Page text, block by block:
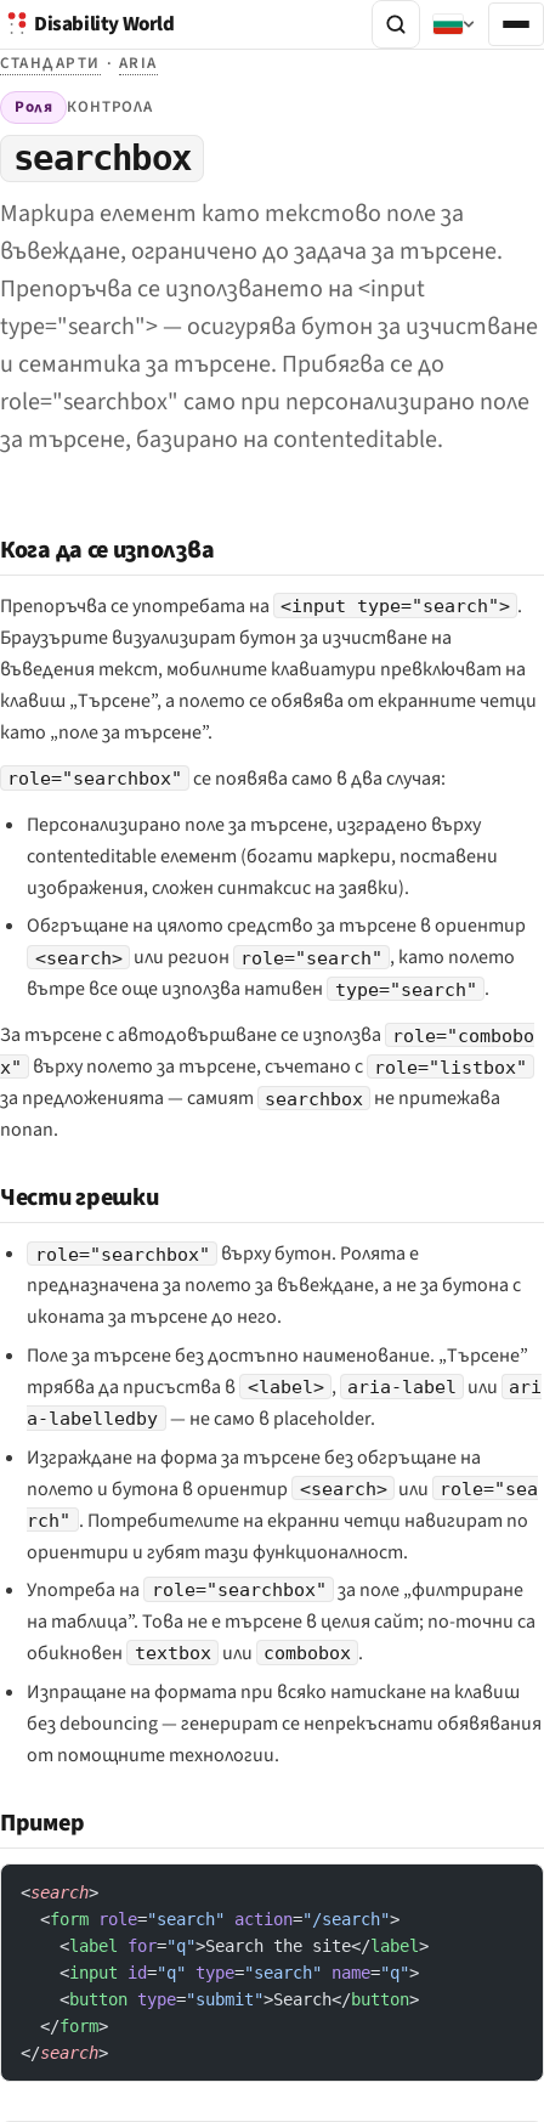
Disability World
СТАНДАРТИ · ARIA
Роля КОНТРОЛА
searchbox
Маркира елемент като текстово поле за
въвеждане, ограничено до задача за търсене.
Препоръчва се използването на <input
type="search"> — осигурява бутон за изчистване
и семантика за търсене. Прибягва се до
role="searchbox" само при персонализирано поле
за търсене, базирано на contenteditable.
Кога да се използва
Препоръчва се употребата на <input type="search"> .
Браузърите визуализират бутон за изчистване на
въведения текст, мобилните клавиатури превключват на
клавиш „Търсене”, а полето се обявява от екранните четци
като „поле за търсене”.
role="searchbox"
се появява само в два случая:
Персонализирано поле за търсене, изградено върху
contenteditable елемент (богати маркери, поставени
изображения, сложен синтаксис на заявки).
Обгръщане на цялото средство за търсене в ориентир
<search> или регион role="search" , като полето
вътре все още използва нативен
type="search" .
За търсене с автодовършване се използва
role="combobo
x"
върху полето за търсене, съчетано с role="listbox"
за предложенията — самият searchbox
не притежава
попап.
Чести грешки
role="searchbox"
върху бутон. Ролята е
предназначена за полето за въвеждане, а не за бутона с
иконата за търсене до него.
Поле за търсене без достъпно наименование. „Търсене”
трябва да присъства в <label> , aria-label или
ari
a-labelledby — не само в placeholder.
Изграждане на форма за търсене без обгръщане на
полето и бутона в ориентир
<search> или
role="sea
rch" . Потребителите на екранни четци навигират по
ориентири и губят тази функционалност.
Употреба на
role="searchbox"
за поле „филтриране
на таблица”. Това не е търсене в целия сайт; по-точни са
обикновен
textbox или combobox .
Изпращане на формата при всяко натискане на клавиш
без debouncing — генерират се непрекъснати обявявания
от помощните технологии.
Пример
<search>
  <
form role="search" action="/search">
    <
label for="q">Search the site</label>
    <
input id="q" type="search" name="q">
    <
button type="submit">Search</button>
  </
form>
</search>